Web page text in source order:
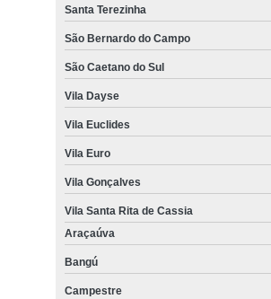
Santa Terezinha
São Bernardo do Campo
São Caetano do Sul
Vila Dayse
Vila Euclides
Vila Euro
Vila Gonçalves
Vila Santa Rita de Cassia
Araçaúva
Bangú
Campestre